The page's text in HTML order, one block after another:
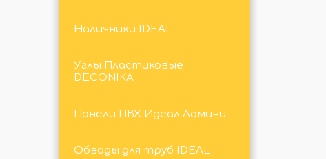
Наличники IDEAL
Углы Пластиковые
DECONIKA
Панели ПВХ Идеал Ламини
Обводы для труб IDEAL